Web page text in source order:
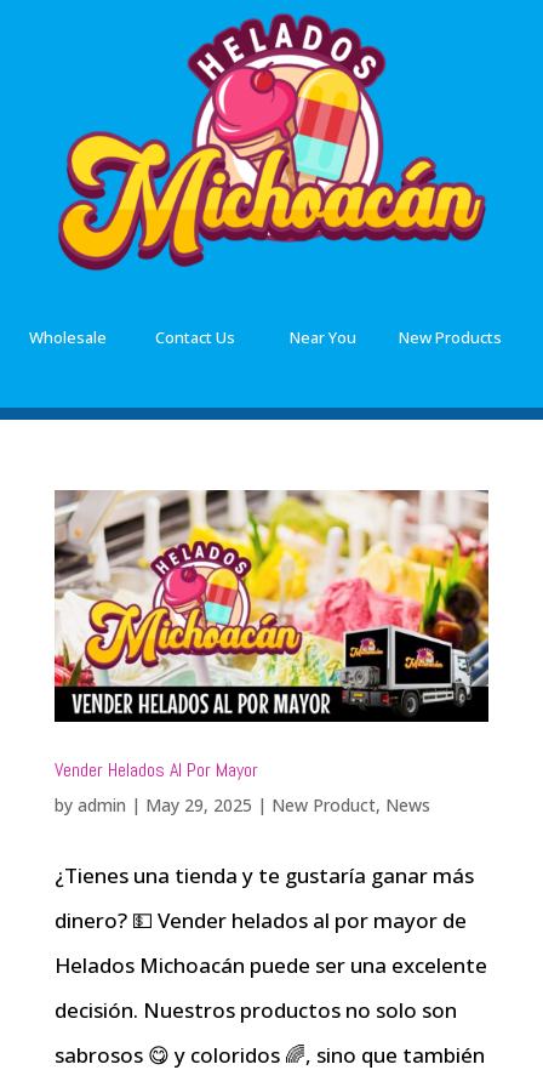
Wholesale Contact Us Near You New Products
Vender Helados Al Por Mayor
by admin | May 29, 2025 | New Product, News
¿Tienes una tienda y te gustaría ganar más
dinero? 💵 Vender helados al por mayor de
Helados Michoacán puede ser una excelente
decisión. Nuestros productos no solo son
sabrosos 😋 y coloridos 🌈, sino que también